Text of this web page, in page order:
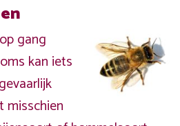
gang
kan iets
misschien